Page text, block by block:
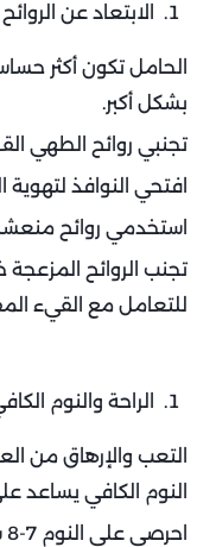
الابتعاد عن
الحامل تكون أكثر
بشكل أكبر.
تجنبي روائح الطهي
افتحي النوافذ لتهوية
استخدمي روائح
تجنب الروائح
للتعامل مع القيء
الراحة والنوم
التعب والإرهاق من
النوم الكافي يساعد
احرصي على النوم 7-8 ساعات ليلاً.